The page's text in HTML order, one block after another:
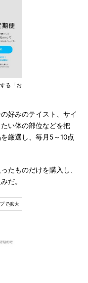
る「お
好みのテイスト、サイ
い体の部位などを把
厳選し、毎月5～10点
たものだけを購入し、
だ。